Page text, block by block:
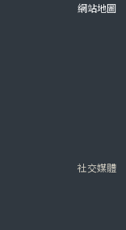
網站地圖
社交媒體